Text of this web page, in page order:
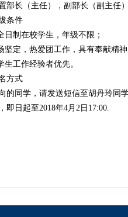
部长（主任），副部长（副主任
条件
日制在校学生，年级不限；
坚定，热爱团工作，具有奉献精神
生工作经验者优先。
方式
的同学，请发送短信至胡丹玲同
即日起至2018年4月2日17:00.